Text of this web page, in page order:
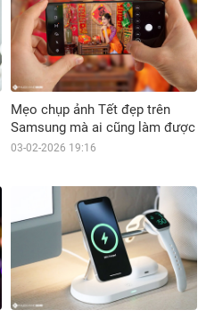
Mẹo chụp ảnh Tết đẹp trên
Samsung mà ai cũng làm được
03-02-2026 19:16